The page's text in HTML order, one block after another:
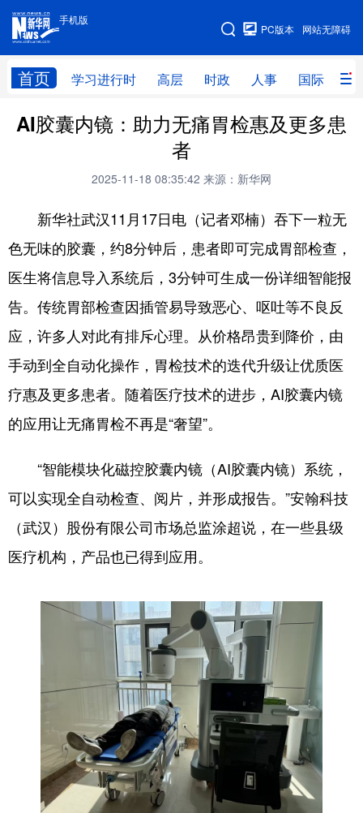
手机版
网站无障碍
PC版本
首页 学习进行时 高层 时政 人事 国际 财
手机版
网站地图
学习进行时 高层 时政 人事
全球连线
科技 科创 量子 体育
文化 书画 健康 军事
法律 中央文件 金融 汽车
食品 人居 信息化 数字经济
学术中国 乡村振兴 银龄 溯源中国
城市 旅游
彩票 娱乐 时尚 悦读
公益 一带一路 亚太网 上市公司
文化产业
天津 河北 山西
吉林 上海
浙江 安徽 福建 江西
山东 河南 湖北 湖南
广东 广西 海南 重庆
四川 贵州 云南 西藏
AI胶囊内镜：助力无痛胃检惠及更多患
者
2025-11-18 08:35:42 来源：新华网
新华社武汉11月17日电（记者邓楠）吞下一粒无
色无味的胶囊，约8分钟后，患者即可完成胃部检查，
医生将信息导入系统后，3分钟可生成一份详细智能报
告。传统胃部检查因插管易导致恶心、呕吐等不良反
应，许多人对此有排斥心理。从价格昂贵到降价，由
手动到全自动化操作，胃检技术的迭代升级让优质医
疗惠及更多患者。随着医疗技术的进步，AI胶囊内镜
的应用让无痛胃检不再是“奢望”。
“智能模块化磁控胶囊内镜（AI胶囊内镜）系统，
可以实现全自动检查、阅片，并形成报告。”安翰科技
（武汉）股份有限公司市场总监涂超说，在一些县级
医疗机构，产品也已得到应用。